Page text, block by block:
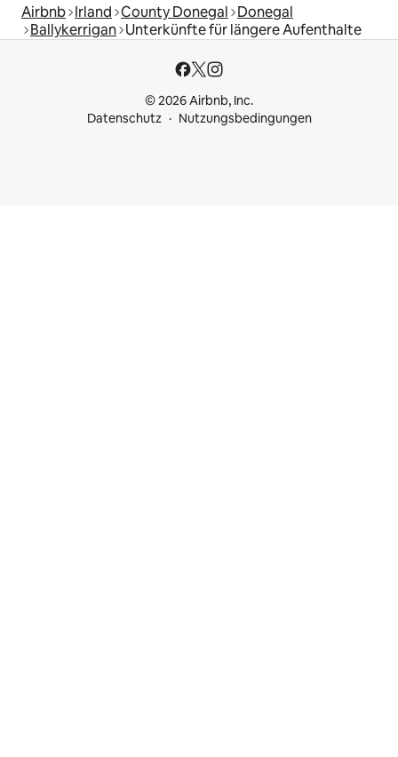
Airbnb Irland County Donegal Donegal
Ballykerrigan Unterkünfte für längere Aufenthalte
© 2026 Airbnb, Inc.
Datenschutz
Nutzungsbedingungen